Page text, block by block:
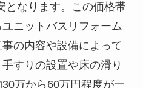
となります。この価格帯
ニットバスリフォーム
の内容や設備によって
すりの設置や床の滑り
万から60万円程度が一